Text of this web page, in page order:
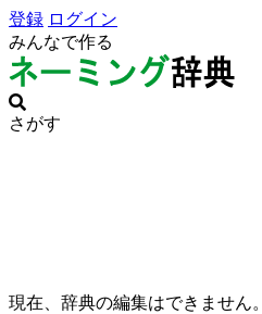
登録 ログイン
みんなで作る
さがす
現在、辞典の編集はできません。